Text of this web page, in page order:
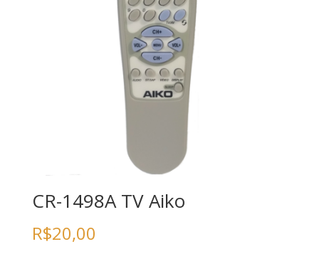
CR-1498A TV Aiko
R$20,00